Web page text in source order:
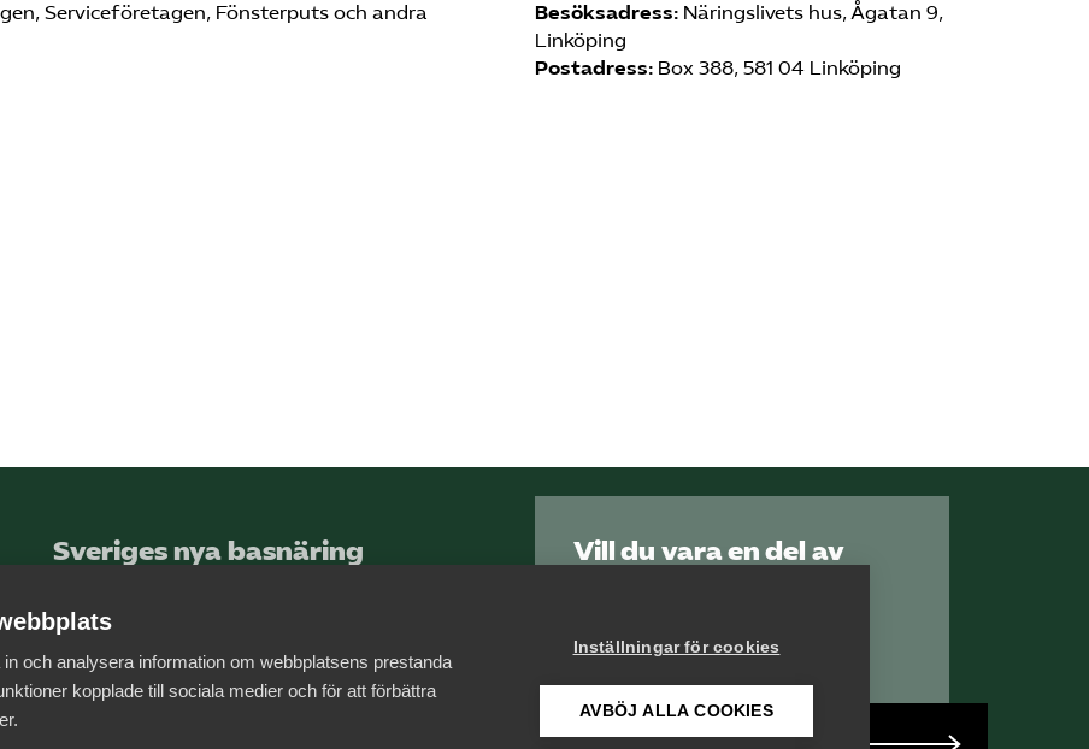
Press
In English
Serviceföretagen, Fönsterputs och andra
Besöksadress: Näringslivets hus, Ågatan 9,
Linköping
Postadress: Box 388, 581 04 Linköping
Sveriges nya basnäring
integrationsmotor.
Läs mer om oss
Vill du vara en del av
Bli medlem
och analysera information om webbplatsens prestanda
kopplade till sociala medier och för att förbättra
Inställningar för cookies
AVBÖJ ALLA COOKIES